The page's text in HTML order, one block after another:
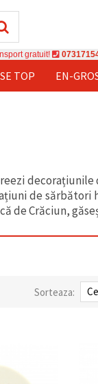
gratuit!
TOP EN-
de
de Crăciun,
Sorteaza: